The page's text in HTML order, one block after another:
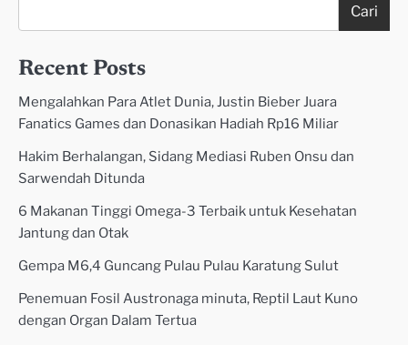
Cari
Recent Posts
Mengalahkan Para Atlet Dunia, Justin Bieber Juara
Fanatics Games dan Donasikan Hadiah Rp16 Miliar
Hakim Berhalangan, Sidang Mediasi Ruben Onsu dan
Sarwendah Ditunda
6 Makanan Tinggi Omega-3 Terbaik untuk Kesehatan
Jantung dan Otak
Gempa M6,4 Guncang Pulau Pulau Karatung Sulut
Penemuan Fosil Austronaga minuta, Reptil Laut Kuno
dengan Organ Dalam Tertua